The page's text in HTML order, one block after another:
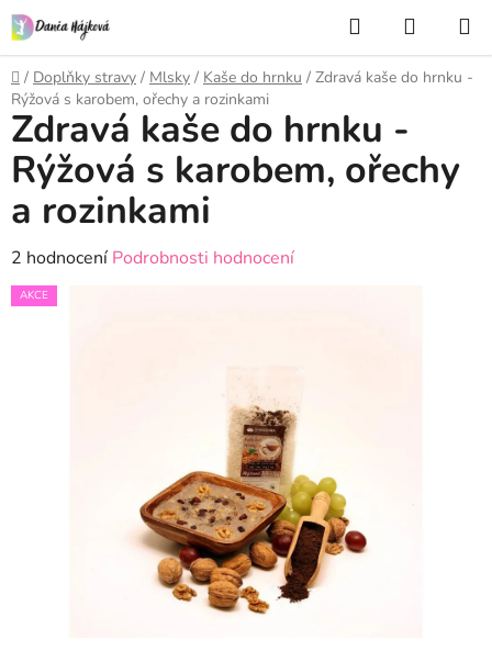
Přejít
na
obsah
Hledat
KOŠÍK
Domů
/ Doplňky stravy / Mlsky / Kaše do hrnku / Zdravá kaše do hrnku -
Rýžová s karobem, ořechy a rozinkami
Zdravá kaše do hrnku -
Rýžová s karobem, ořechy
a rozinkami
Průměrné
hodnocení
2 hodnocení Podrobnosti hodnocení
AKCE